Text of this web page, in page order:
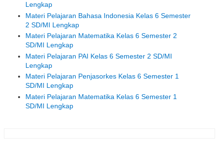
Lengkap
Materi Pelajaran Bahasa Indonesia Kelas 6 Semester
2 SD/MI Lengkap
Materi Pelajaran Matematika Kelas 6 Semester 2
SD/MI Lengkap
Materi Pelajaran PAI Kelas 6 Semester 2 SD/MI
Lengkap
Materi Pelajaran Penjasorkes Kelas 6 Semester 1
SD/MI Lengkap
Materi Pelajaran Matematika Kelas 6 Semester 1
SD/MI Lengkap